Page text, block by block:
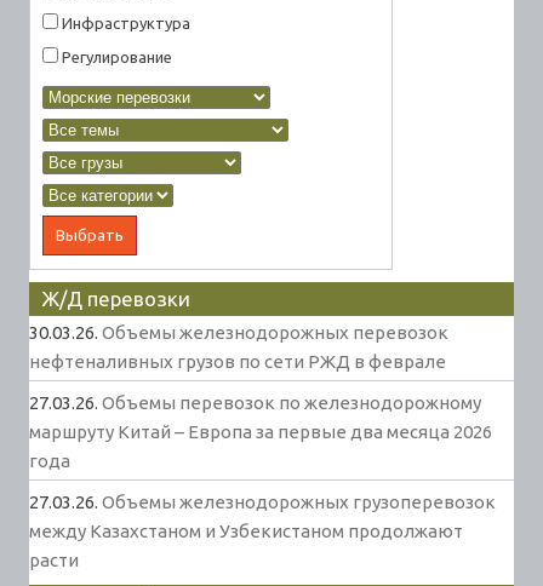
Инфраструктура
Регулирование
Ж/Д перевозки
30.03.26. Объемы железнодорожных перевозок
нефтеналивных грузов по сети РЖД в феврале
27.03.26. Объемы перевозок по железнодорожному
маршруту Китай – Европа за первые два месяца 2026
года
27.03.26. Объемы железнодорожных грузоперевозок
между Казахстаном и Узбекистаном продолжают
расти